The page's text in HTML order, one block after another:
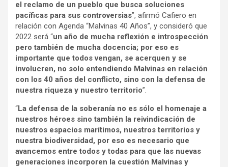
el reclamo de un pueblo que busca soluciones
pacíficas para sus controversias”, afirmó Cafiero en
relación con Agenda “Malvinas 40 Años”, y consideró que
2022 será “un año de mucha reflexión e introspección
pero también de mucha docencia; por eso es
importante que todos vengan, se acerquen y se
involucren, no solo entendiendo Malvinas en relación
con los 40 años del conflicto, sino con la defensa de
nuestra riqueza y nuestro territorio”.
“La defensa de la soberanía no es sólo el homenaje a
nuestros héroes sino también la reivindicación de
nuestros espacios marítimos, nuestros territorios y
nuestra biodiversidad, por eso es necesario que
avancemos entre todos y todas para que las nuevas
generaciones incorporen la cuestión Malvinas y